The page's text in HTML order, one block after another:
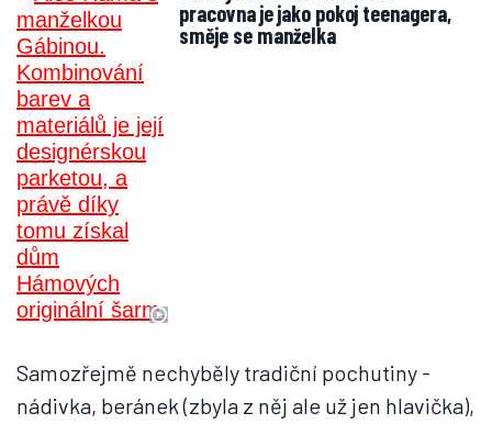
pracovna je jako pokoj teenagera,
směje se manželka
Samozřejmě nechyběly tradiční pochutiny -
nádivka, beránek (zbyla z něj ale už jen hlavička),